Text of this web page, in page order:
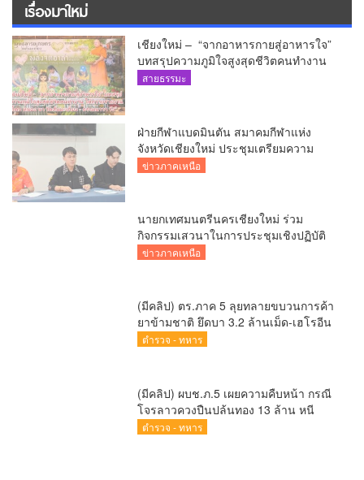
เรื่องมาใหม่
เชียงใหม่ – “จากอาหารกายสู่อาหารใจ”
บทสรุปความภูมิใจสูงสุดชีวิตคนทำงาน
ได้ถวายรายงาน “โคก หนอง นา วัดสันมะ
สายธรรมะ
ฝ่ายกีฬาแบดมินตัน สมาคมกีฬาแห่ง
จังหวัดเชียงใหม่ ประชุมเตรียมความ
พร้อมคัดเลือกนักกีฬาเยาวชน ยุวชน และ
ข่าวภาคเหนือ
นายกเทศมนตรีนครเชียงใหม่ ร่วม
กิจกรรมเสวนาในการประชุมเชิงปฏิบัติ
การป้องกันการทุจริตเชิงรุก ขับเคลื่อน
ข่าวภาคเหนือ
(มีคลิป) ตร.ภาค 5 ลุยทลายขบวนการค้า
ยาข้ามชาติ ยึดบา 3.2 ล้านเม็ด-เฮโรอีน
เพียบ ผลงานสะสม 10 เดือนรวบทรัพย์
ตำรวจ - ทหาร
(มีคลิป) ผบช.ภ.5 เผยความคืบหน้า กรณี
โจรลาวควงปืนปล้นทอง 13 ล้าน หนี
กบดานแขวงบ่อแก้ว
ตำรวจ - ทหาร